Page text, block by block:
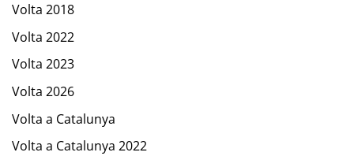
Volta 2018
Volta 2022
Volta 2023
Volta 2026
Volta a Catalunya
Volta a Catalunya 2022